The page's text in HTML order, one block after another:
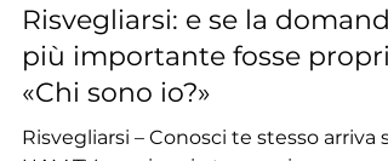
24 lug
Tempo di lettura: 6 min
Recensioni
più importante fosse